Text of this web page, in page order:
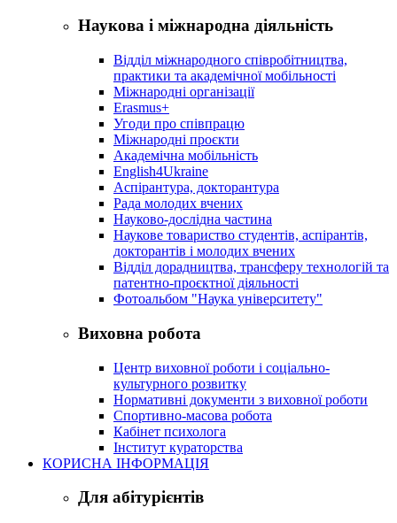
Наукова і міжнародна діяльність
Відділ міжнародного співробітництва,
практики та академічної мобільності
Міжнародні організації
Erasmus+
Угоди про співпрацю
Міжнародні проєкти
Академічна мобільність
English4Ukraine
Аспірантура, докторантура
Рада молодих вчених
Науково-дослідна частина
Наукове товариство студентів, аспірантів,
докторантів і молодих вчених
Відділ дорадництва, трансферу технологій та
патентно-проєктної діяльності
Фотоальбом "Наука університету"
Виховна робота
Центр виховної роботи і соціально-
культурного розвитку
Нормативні документи з виховної роботи
Спортивно-масова робота
Кабінет психолога
Інститут кураторства
КОРИСНА ІНФОРМАЦІЯ
Для абітурієнтів